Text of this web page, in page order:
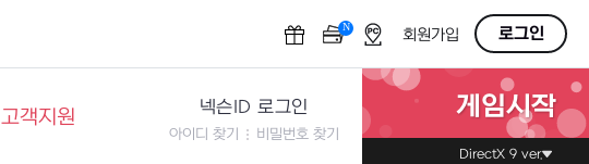
N OFF회원가입 로그인
고객지원 넥슨ID 로그인
아이디 찾기 비밀번호 찾기
게임시작
DirectX 9 ver.